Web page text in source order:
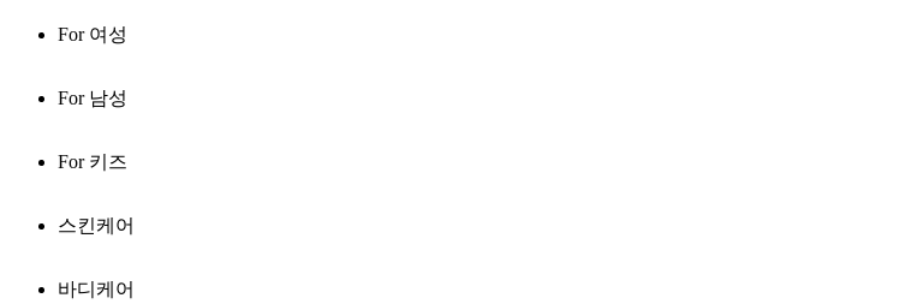
For 여성
For 남성
For 키즈
스킨케어
바디케어